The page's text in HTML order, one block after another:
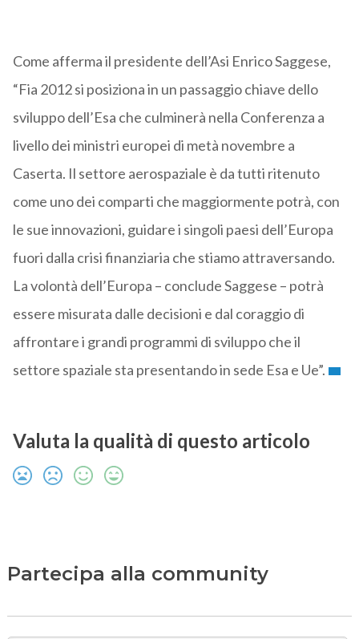
Come afferma il presidente dell’Asi Enrico Saggese,
“Fia 2012 si posiziona in un passaggio chiave dello
sviluppo dell’Esa che culminerà nella Conferenza a
livello dei ministri europei di metà novembre a
Caserta. Il settore aerospaziale è da tutti ritenuto
come uno dei comparti che maggiormente potrà, con
le sue innovazioni, guidare i singoli paesi dell’Europa
fuori dalla crisi finanziaria che stiamo attraversando.
La volontà dell’Europa – conclude Saggese – potrà
essere misurata dalle decisioni e dal coraggio di
affrontare i grandi programmi di sviluppo che il
settore spaziale sta presentando in sede Esa e Ue”.
Valuta la qualità di questo articolo
Partecipa alla community